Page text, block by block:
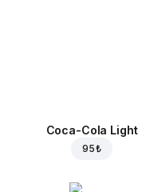
Coca-Cola Light
95 ₺